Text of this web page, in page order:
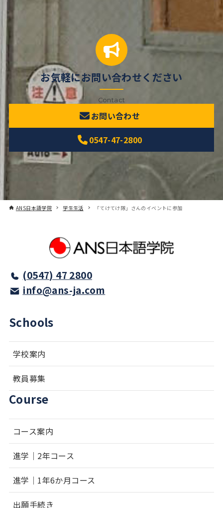
お気軽にお問い合わせください
Contact
お問い合わせ
0547-47-2800
ANS日本語学院 学生生活 「てけてけ隊」さんのイベントに参加
(0547) 47 2800
info@ans-ja.com
Schools
学校案内
教員募集
Course
コース案内
進学｜2年コース
進学｜1年6か月コース
出願手続き